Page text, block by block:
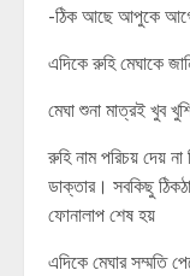
-ঠিক আছে আপুকে
এদিকে রুহি মেঘাকে
মেঘা শুনা মাত্রই খুব
রুহি নাম পরিচয় দেয়
ডাক্তার। সবকিছু
ফোনালাপ শেষ হয়
এদিকে মেঘার সম্মতি